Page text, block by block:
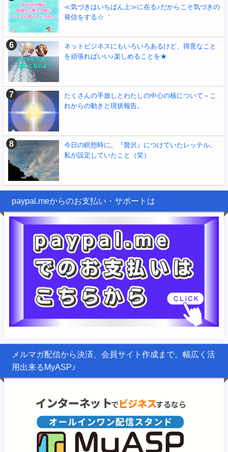
≪気づきはいちばん上≫に在る♪だからこそ気づきの
発信をする☆゛
ネットビジネスにもいろいろあるけど、得意なこと
を頑張ればいい♪楽しめることを★
たくさんの手放しとわたしの中心の核について～こ
れからの動きと現状報告。
今日の瞑想時に。『贅沢』につけていたレッテル。
私が設定していたこと（笑）
paypal.meからのお支払い・サポートは
メルマガ配信から決済、会員サイト作成まで。幅広く活
用出来るMyASP♪